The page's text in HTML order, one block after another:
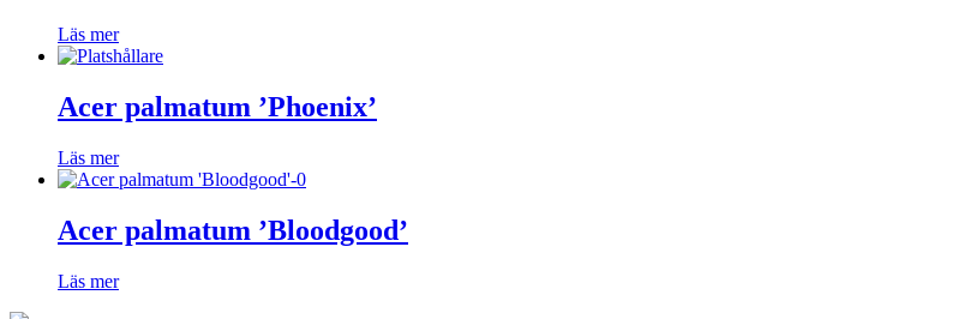
Läs mer
Acer palmatum ’Phoenix’
Läs mer
Acer palmatum ’Bloodgood’
Läs mer